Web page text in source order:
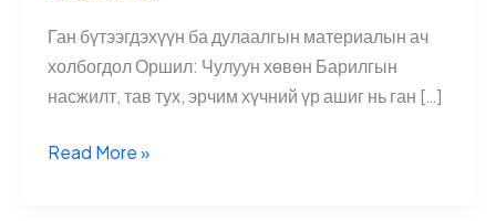
Ган бүтээгдэхүүн ба дулаалгын материалын ач
холбогдол Оршил: Чулуун хөвөн Барилгын
насжилт, тав тух, эрчим хүчний үр ашиг нь ган […]
ДУЛААЛГЫН
Read More »